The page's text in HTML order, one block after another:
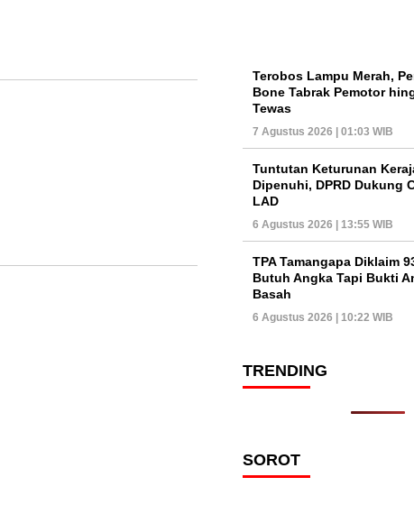
Terobos Lampu Merah,
Bone Tabrak Pemotor
Tewas
7 Agustus 2026 | 01:03 WIB
Tuntutan Keturunan
Dipenuhi, DPRD Dukung
LAD
6 Agustus 2026 | 13:55 WIB
TPA Tamangapa Diklaim
Butuh Angka Tapi Bukti
Basah
6 Agustus 2026 | 10:22 WIB
TRENDING
SOROT